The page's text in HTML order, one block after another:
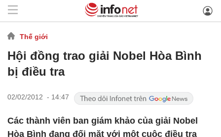
Thế giới
Hội đồng trao giải Nobel Hòa Bình
bị điều tra
02/02/2012 - 14:47
Các thành viên ban giám khảo của giải Nobel
Hòa Bình đang đối mặt với một cuộc điều tra